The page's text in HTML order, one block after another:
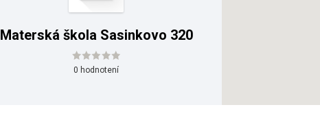
Materská škola Sasinkovo 320
0 hodnotení